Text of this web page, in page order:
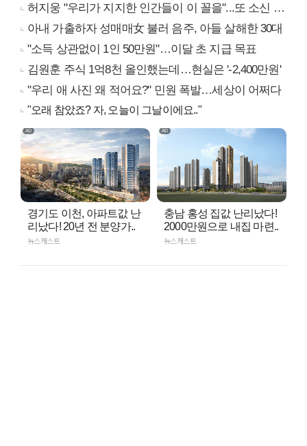
허지웅 "우리가 지지한 인간들이 이 꼴을"...또 소신 발언
아내 가출하자 성매매女 불러 음주, 아들 살해한 30대
"소득 상관없이 1인 50만원"…이달 초 지급 목표
김원훈 주식 1억8천 올인했는데…현실은 '-2,400만원'
"우리 애 사진 왜 적어요?" 민원 폭발…세상이 어쩌다
"오래 참았죠? 자, 오늘이 그날이에요.."
경기도 이천, 아파트값 난
리났다! 20년 전 분양가..
뉴스캐스트
충남 홍성 집값 난리났다!
2000만원으로 내집 마련..
뉴스캐스트